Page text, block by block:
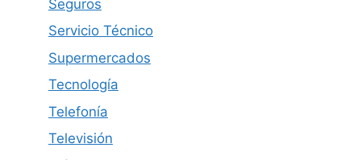
Seguros
Servicio Técnico
Supermercados
Tecnología
Telefonía
Televisión